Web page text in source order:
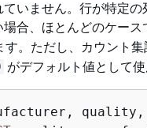
いません。行が特定の
合、ほとんどのケース
す。ただし、カウント集
がデフォルト値として使
quality,